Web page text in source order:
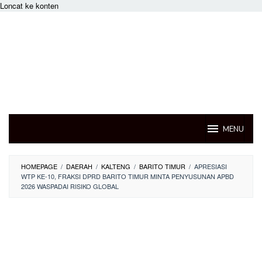
Loncat ke konten
MENU
HOMEPAGE / DAERAH / KALTENG / BARITO TIMUR / APRESIASI
WTP KE-10, FRAKSI DPRD BARITO TIMUR MINTA PENYUSUNAN APBD
2026 WASPADAI RISIKO GLOBAL